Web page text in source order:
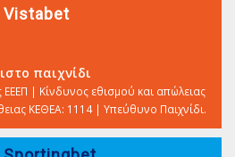
Vistabet
παιχνίδι
| Κίνδυνος εθισμού και απώλειας
ΚΕΘΕΑ: 1114 | Υπεύθυνο Παιχνίδι.